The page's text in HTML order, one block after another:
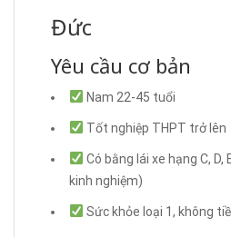
Đức
Yêu cầu cơ bản
Nam 22-45 tuổi
Tốt nghiệp THPT trở lên
Có bằng lái xe hạng C,
kinh nghiệm)
Sức khỏe loại 1, không